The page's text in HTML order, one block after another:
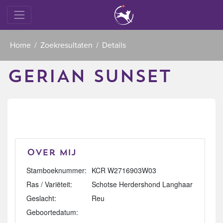
Home Zoekresultaten Details
GERIAN SUNSET
Over mij
Stamboeknummer: KCR W2716903W03
Ras / Variëteit:
Schotse Herdershond Langhaar
Geslacht:
Reu
Geboortedatum: